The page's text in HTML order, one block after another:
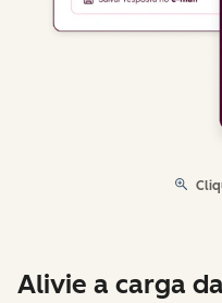
Alivie a carga